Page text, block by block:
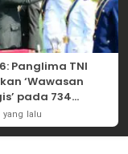
Panglima TNI
‘Wawasan
pada 734
Tekankan
dan Integritas
lalu